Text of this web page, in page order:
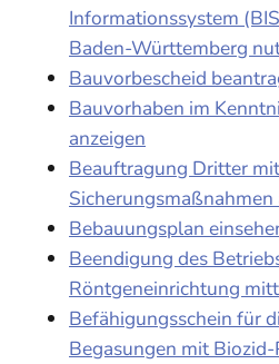
Informationssystem
Baden-Württemberg
Bauvorbescheid
Bauvorhaben im
anzeigen
Beauftragung Dritter
Sicherungsmaßnahmen
Bebauungsplan
Beendigung des
Röntgeneinrichtung
Befähigungsschein für
Begasungen mit